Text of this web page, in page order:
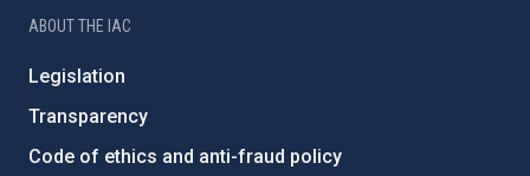
ABOUT THE IAC
Legislation
Transparency
Code of ethics and anti-fraud policy